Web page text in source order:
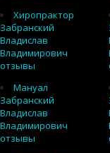
Хиропрактор
Забранский
Владислав
Владимирович
отзывы
Мануал
Забранский
Владислав
Владимирович
отзывы